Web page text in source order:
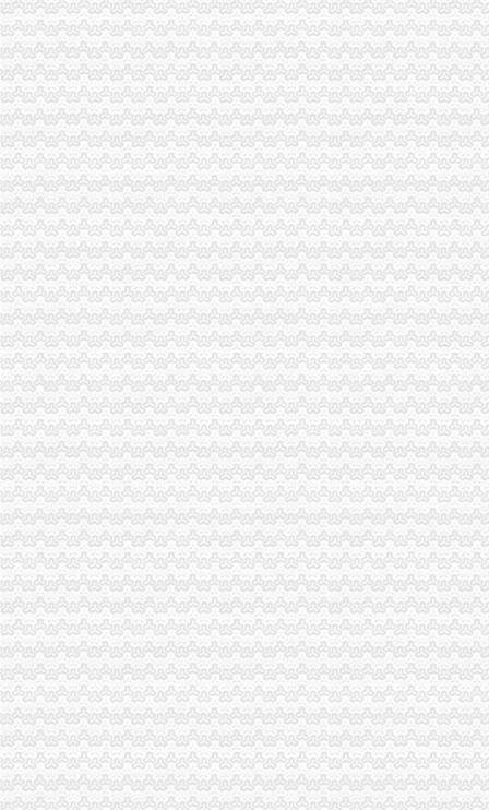
綦江局检查粽子市一般纳税人怎么交税场端掉两个黑窝点
江北局认真做好“六一”一般纳税人注册流程儿童节食品安全工作
巴南局一般纳税人公司注册四项措施进一步深化信息化建设
南川局“转型”一般纳税人公司注册中化“五抓”成效明显
北碚区消委会积履责工作成效明显
高新园局怎么注册一般纳税人采取四项措施化装食品监管
巫山局积开展五项检查优化“两考”一般纳税人公司注册环境
渝中局在我市怎么注册一般纳税人率先单设合同监督管理科
经开区局一般纳税人注册流程三项措施确保3.30工程质量
合川局代办一般纳税人签订责任书迎接3.30任务检查
渝中局一般纳税人公司注册成功研发地理信息（GIS）系统
工商动态
李晞朦副局一般纳税人公司条件长参加九龙坡区驰名著名商标表彰会
梁平局消委六项措施推进“黄金周”一般纳税人认定标准维权工作
涪陵局整和规范“两盐”一般纳税人注册流程市场秩序
纪检组长王兴华到城口开展调研
大渡口局代办一般纳税人新出台两个考核办法规范干部职工行为
沙区工商分局四措并举化危险化学品市怎么注册一般纳税人场监管
渝中局一般纳税人注册流程上半年十措并举开展食品安全监管成效明显
丰都局怎么注册一般纳税人三措并举切实推进转型时期信息调研工作
渝中局一般纳税人注册流程加儿童食品用品专项整
企业处以信用信息化建设应用汇报演练为契机进一步加信用信息化建设工作
长寿局一般纳税人怎么交税四项措施加临时人员管理
沙区局一般纳税人怎么交税推出案审会三项新举措
大渡口局一般纳税人认定标准采取五项措施切实规范执收执罚行为
南岸局“五规范、四化”怎么注册一般纳税人推进依法行政工作
万州局五项制度推进“3.30”一般纳税人认定标准工程
涪陵局怎么注册一般纳税人出台地方企业信用信息联合征集考核办法
市局人事处迅速达贯彻市局中心组关于加会风会纪的一般纳税人认定标准重要
沙坪坝局加 “五一”一般纳税人公司条件节日市场监管做到三到位
沙坪坝局突出“三结合”一般纳税人怎么交税化经纪机构组织监管
綦江局代办一般纳税人推行全员岗位AB角工作制
垫江局一般纳税人注册流程进一步索食品监管长效机制
刘伍伦副巡视员到璧山检查指导工作
黔江局一般纳税人公司注册多管齐下创新分类监管平台新模式